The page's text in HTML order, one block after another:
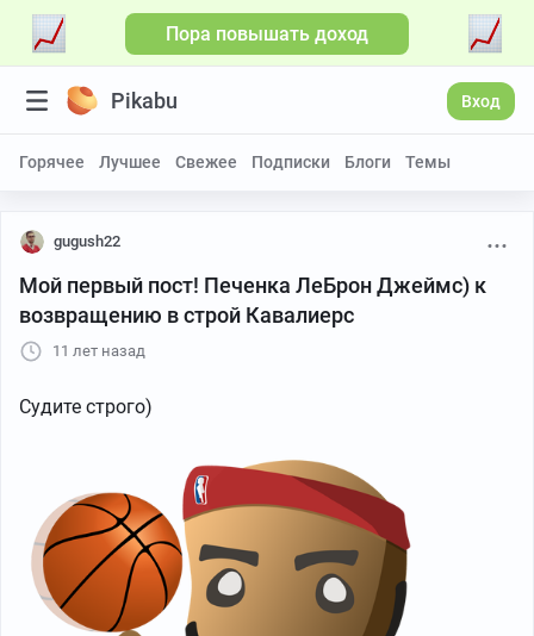
Пора повышать доход
Pikabu Вход
Горячее Лучшее Свежее Подписки Блоги Темы
gugush22
Мой первый пост! Печенка ЛеБрон Джеймс) к
возвращению в строй Кавалиерс
11 лет назад
Судите строго)